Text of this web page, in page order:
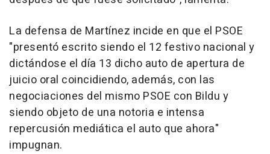
La defensa de Martínez incide en que el PSOE
"presentó escrito siendo el 12 festivo nacional y
dictándose el día 13 dicho auto de apertura de
juicio oral coincidiendo, además, con las
negociaciones del mismo PSOE con Bildu y
siendo objeto de una notoria e intensa
repercusión mediática el auto que ahora"
impugnan.